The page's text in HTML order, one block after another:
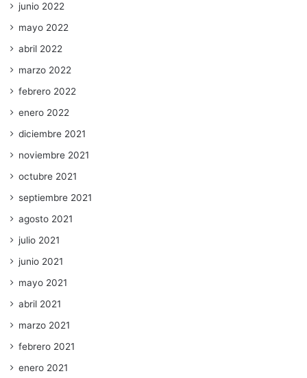
junio 2022
mayo 2022
abril 2022
marzo 2022
febrero 2022
enero 2022
diciembre 2021
noviembre 2021
octubre 2021
septiembre 2021
agosto 2021
julio 2021
junio 2021
mayo 2021
abril 2021
marzo 2021
febrero 2021
enero 2021